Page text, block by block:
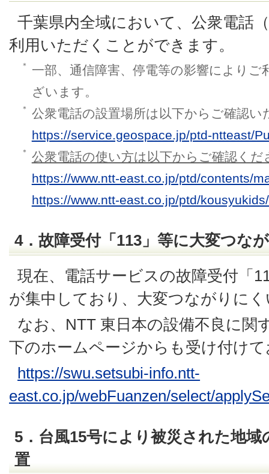
千葉県内全域において、公衆電話
利用いただくことができます。
＊
一部、通信障害、停電等の影響により
ざいます。
＊
公衆電話の設置場所は以下からご確認い
https://service.geospace.jp/ptd-ntteast/
＊
公衆電話の使い方は以下からご確認くだ
https://www.ntt-east.co.jp/ptd/contents/
https://www.ntt-east.co.jp/ptd/
4．故障受付「113」等に大変つな
現在、電話サービスの故障受付「
が集中しており、大変つながりに
なお、NTT 東日本の設備不良に関
下のホームページからも受け付け
https://swu.setsubi-info.ntt-
east.co.jp/webFuanzen/select/
5．台風15号により被災された地
置